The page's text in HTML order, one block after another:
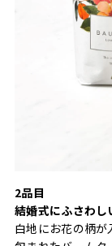
2品目
結婚式にふさわし
白地にお花の柄